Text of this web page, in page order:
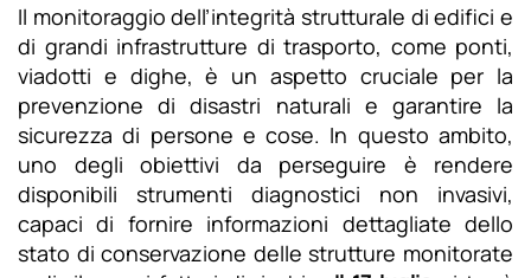
Il monitoraggio dell’integrità strutturale di edifici e
di grandi infrastrutture di trasporto, come ponti,
viadotti e dighe, è un aspetto cruciale per la
prevenzione di disastri naturali e garantire la
sicurezza di persone e cose. In questo ambito,
uno degli obiettivi da perseguire è rendere
disponibili strumenti diagnostici non invasivi,
capaci di fornire informazioni dettagliate dello
stato di conservazione delle strutture monitorate